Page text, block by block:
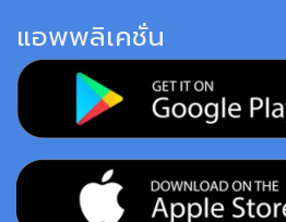
แอพพลิเคชั่น